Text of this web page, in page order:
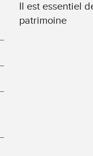
Il est essentiel
patrimoine